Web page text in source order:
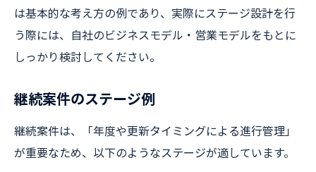
は基本的な考え方の例であり、実際にステージ設計を行
う際には、自社のビジネスモデル・営業モデルをもとに
しっかり検討してください。
継続案件のステージ例
継続案件は、「年度や更新タイミングによる進行管理」
が重要なため、以下のようなステージが適しています。